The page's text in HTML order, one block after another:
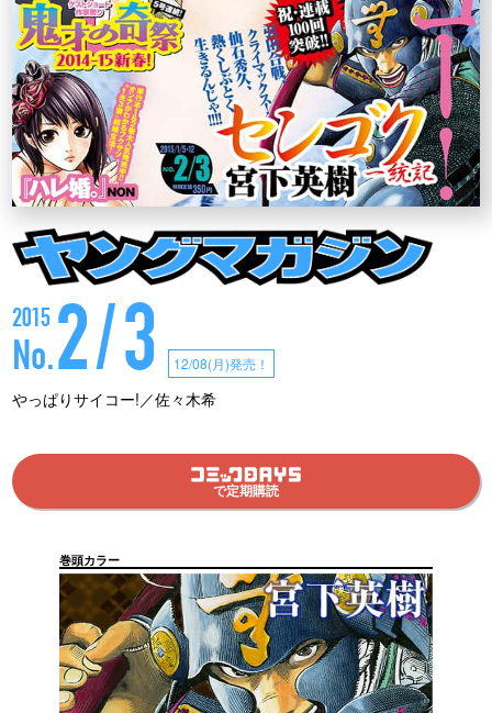
2015
No.2/3 12/08(月)発売！
やっぱりサイコー!／佐々木希
で定期購読
巻頭カラー